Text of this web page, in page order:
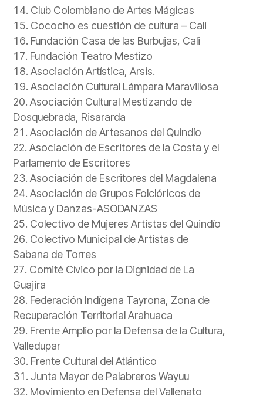
Club Colombiano de Artes Mágicas
Cococho es cuestión de cultura – Cali
Fundación Casa de las Burbujas, Cali
Fundación Teatro Mestizo
Asociación Artística, Arsis.
Asociación Cultural Lámpara Maravillosa
Asociación Cultural Mestizando de
Dosquebrada, Risararda
Asociación de Artesanos del Quindío
Asociación de Escritores de la Costa y el
Parlamento de Escritores
Asociación de Escritores del Magdalena
Asociación de Grupos Folclóricos de
Música y Danzas-ASODANZAS
Colectivo de Mujeres Artistas del Quindío
Colectivo Municipal de Artistas de
Sabana de Torres
Comité Cívico por la Dignidad de La
Guajira
Federación Indígena Tayrona, Zona de
Recuperación Territorial Arahuaca
Frente Amplio por la Defensa de la Cultura,
Valledupar
Frente Cultural del Atlántico
Junta Mayor de Palabreros Wayuu
Movimiento en Defensa del Vallenato